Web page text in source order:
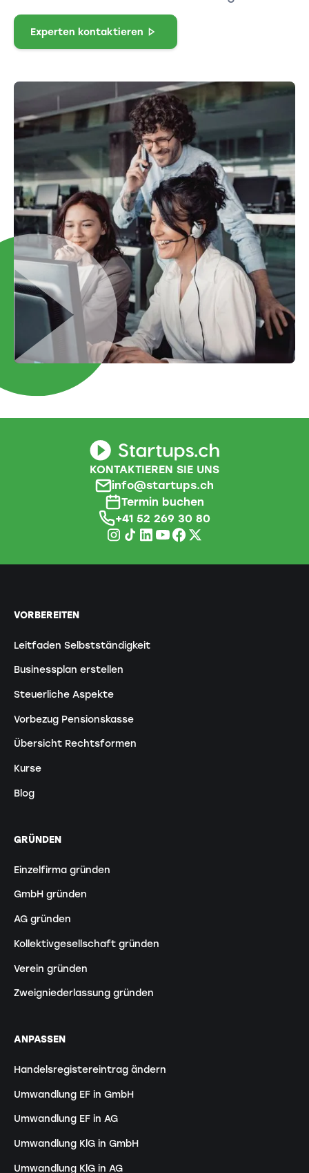
Experten kontaktieren
KONTAKTIEREN SIE UNS
info@startups.ch
Termin buchen
+41 52 269 30 80
VORBEREITEN
Leitfaden Selbstständigkeit
Businessplan erstellen
Steuerliche Aspekte
Vorbezug Pensionskasse
Übersicht Rechtsformen
Kurse
Blog
GRÜNDEN
Einzelfirma gründen
GmbH gründen
AG gründen
Kollektivgesellschaft gründen
Verein gründen
Zweigniederlassung gründen
ANPASSEN
Handelsregistereintrag ändern
Umwandlung EF in GmbH
Umwandlung EF in AG
Umwandlung KlG in GmbH
Umwandlung KlG in AG